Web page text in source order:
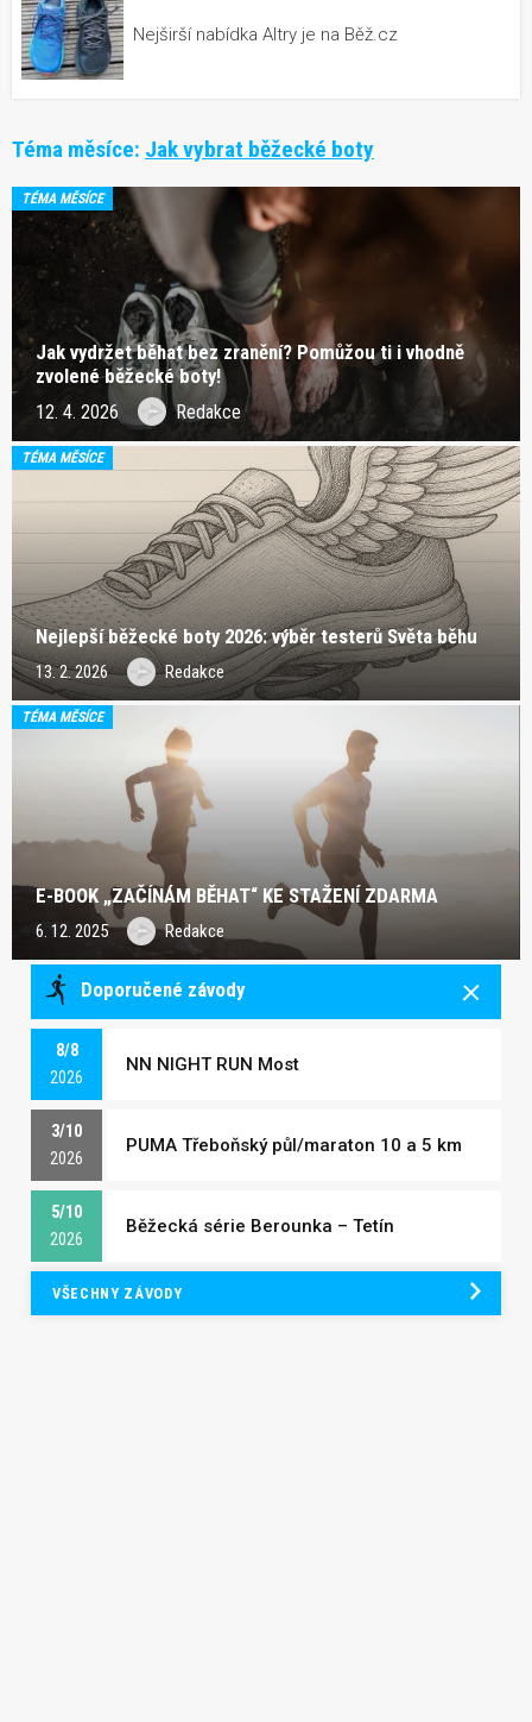
Nejširší nabídka Altry je na Běž.cz
Téma měsíce: Jak vybrat běžecké boty
TÉMA MĚSÍCE
Jak vydržet běhat bez zranění? Pomůžou ti i vhodně
zvolené běžecké boty!
12. 4. 2026 Redakce
TÉMA MĚSÍCE
Nejlepší běžecké boty 2026: výběr testerů Světa běhu
13. 2. 2026 Redakce
TÉMA MĚSÍCE
E-BOOK „ZAČÍNÁM BĚHAT“ KE STAŽENÍ ZDARMA
6. 12. 2025 Redakce
Doporučené závody
8/8
2026
NN NIGHT RUN Most
3/10
2026
PUMA Třeboňský půl/maraton 10 a 5 km
5/10
2026
Běžecká série Berounka – Tetín
VŠECHNY ZÁVODY